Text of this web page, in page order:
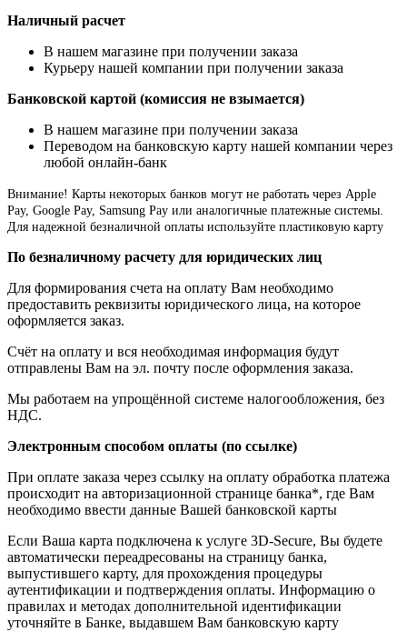
Наличный расчет
В нашем магазине при получении заказа
Курьеру нашей компании при получении заказа
Банковской картой (комиссия не взымается)
В нашем магазине при получении заказа
Переводом на банковскую карту нашей компании через
любой онлайн-банк
Внимание! Карты некоторых банков могут не работать через Apple
Pay, Google Pay, Samsung Pay или аналогичные платежные системы.
Для надежной безналичной оплаты используйте пластиковую карту
По безналичному расчету для юридических лиц
Для формирования счета на оплату Вам необходимо
предоставить реквизиты юридического лица, на которое
оформляется заказ.
Счёт на оплату и вся необходимая информация будут
отправлены Вам на эл. почту после оформления заказа.
Мы работаем на упрощённой системе налогообложения, без
НДС.
Электронным способом оплаты (по ссылке)
При оплате заказа через ссылку на оплату обработка платежа
происходит на авторизационной странице банка*, где Вам
необходимо ввести данные Вашей банковской карты
Если Ваша карта подключена к услуге 3D-Secure, Вы будете
автоматически переадресованы на страницу банка,
выпустившего карту, для прохождения процедуры
аутентификации и подтверждения оплаты. Информацию о
правилах и методах дополнительной идентификации
уточняйте в Банке, выдавшем Вам банковскую карту